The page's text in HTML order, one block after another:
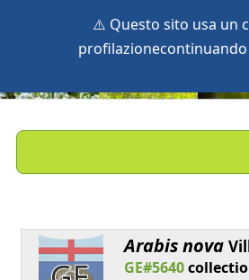
⚠️ Questo sito usa un
Arabisnova
GE#5640